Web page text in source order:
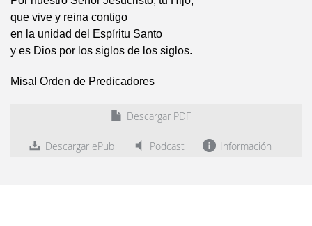
que vive y reina contigo
en la unidad del Espíritu Santo
y es Dios por los siglos de los siglos.
Misal Orden de Predicadores
Descargar PDF
Descargar ePub Podcast Información